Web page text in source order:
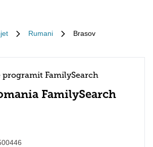
Rumani Brasov
programit FamilySearch
FamilySearch